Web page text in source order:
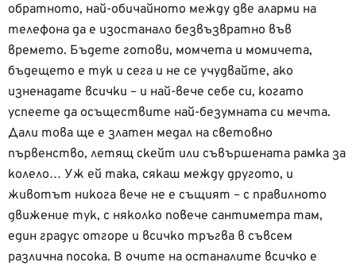
обратното, най-обичайното между две аларми на
телефона да е изостанало безвъзвратно във
времето. Бъдете готови, момчета и момичета,
бъдещето е тук и сега и не се учудвайте, ако
изненадате всички – и най-вече себе си, когато
успеете да осъществите най-безумната си мечта.
Дали това ще е златен медал на световно
първенство, летящ скейт или съвършената рамка за
колело… Уж ей така, сякаш между другото, и
животът никога вече не е същият – с правилното
движение тук, с няколко повече сантиметра там,
един градус отгоре и всичко тръгва в съвсем
различна посока. В очите на останалите всичко е